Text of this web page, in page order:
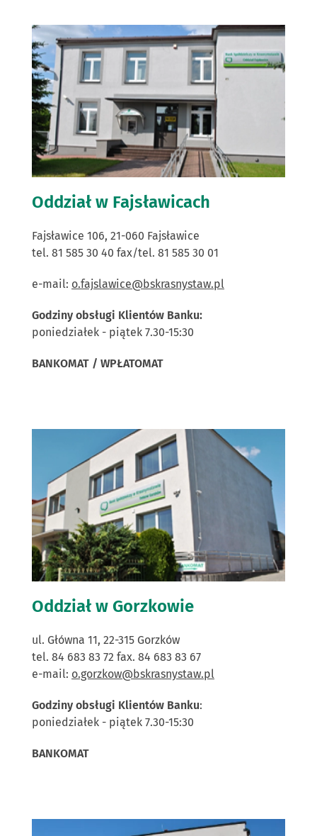
Oddział w Fajsławicach
Fajsławice 106, 21-060 Fajsławice
tel. 81 585 30 40 fax/tel. 81 585 30 01
e-mail: o.fajslawice@bskrasnystaw.pl
Godziny obsługi Klientów Banku:
poniedziałek - piątek 7.30-15:30
BANKOMAT / WPŁATOMAT
Oddział w Gorzkowie
ul. Główna 11, 22-315 Gorzków
tel. 84 683 83 72 fax. 84 683 83 67
e-mail: o.gorzkow@bskrasnystaw.pl
Godziny obsługi Klientów Banku:
poniedziałek - piątek 7.30-15:30
BANKOMAT